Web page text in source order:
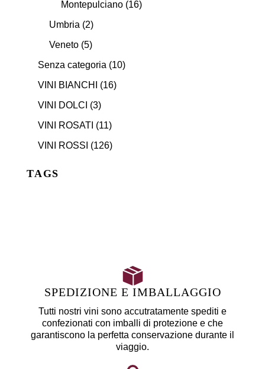
Montepulciano (16)
Umbria (2)
Veneto (5)
Senza categoria (10)
VINI BIANCHI
(16)
VINI DOLCI (3)
VINI ROSATI (11)
VINI ROSSI (126)
TAGS
SPEDIZIONE E IMBALLAGGIO
Tutti nostri vini sono accutratamente spediti e
confezionati con imballi di protezione e che
garantiscono la perfetta conservazione durante il
viaggio.